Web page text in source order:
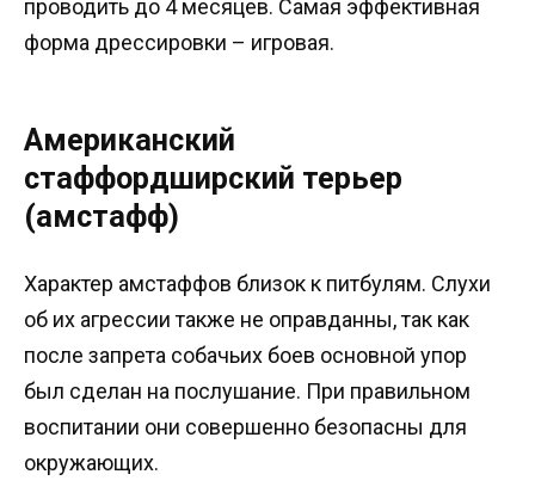
проводить до 4 месяцев. Самая эффективная
форма дрессировки – игровая.
Американский
стаффордширский терьер
(амстафф)
Характер амстаффов близок к питбулям. Слухи
об их агрессии также не оправданны, так как
после запрета собачьих боев основной упор
был сделан на послушание. При правильном
воспитании они совершенно безопасны для
окружающих.